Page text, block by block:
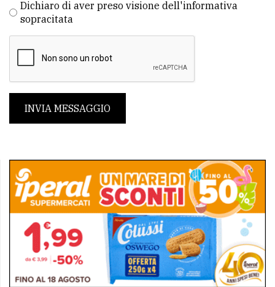
Dichiaro di aver preso visione dell'informativa
sopracitata
INVIA MESSAGGIO